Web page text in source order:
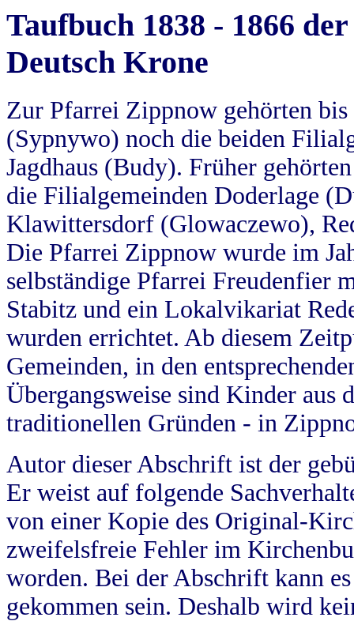
Taufbuch 1838 - 1866
Deutsch Krone
Zur Pfarrei Zippnow gehörten
(Sypnywo) noch die beiden
Jagdhaus (Budy). Früher
die Filialgemeinden Doderlage
Klawittersdorf (Glowaczewo),
Die Pfarrei Zippnow wurde im
selbständige Pfarrei Freudenfier
Stabitz und ein Lokalvikariat
wurden errichtet. Ab diesem
Gemeinden, in den
Übergangsweise sind Kinder aus
traditionellen Gründen - in
Autor dieser Abschrift ist der
Er weist auf folgende
von einer Kopie des Original-
zweifelsfreie Fehler im
worden. Bei der Abschrift kann
gekommen sein. Deshalb wird